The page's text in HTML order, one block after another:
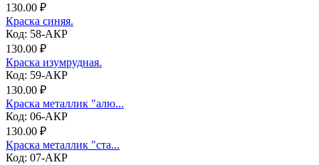
130.00 ₽
Краска синяя.
Код: 58-АКР
130.00 ₽
Краска изумрудная.
Код: 59-АКР
130.00 ₽
Краска металлик "алю...
Код: 06-АКР
130.00 ₽
Краска металлик "ста...
Код: 07-АКР